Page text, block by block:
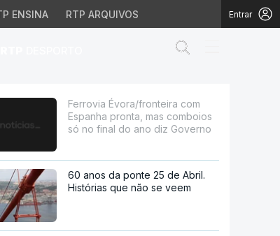
ENSINA RTP ARQUIVOS Entrar
comboios só
Ferrovia Évora/fronteira com
Espanha pronta, mas comboios
só no final do ano diz Governo
60 anos da ponte 25 de Abril.
Histórias que não se veem